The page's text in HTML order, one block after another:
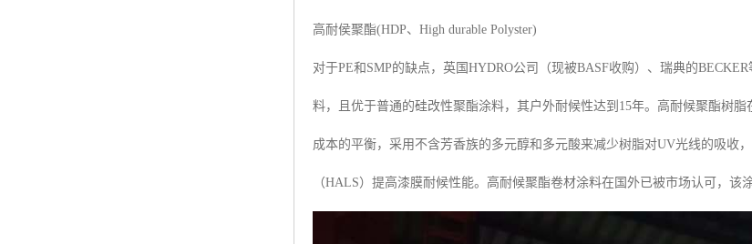
高耐侯聚酯(HDP、High durable Polyster)
对于PE和SMP的缺点，英国HYDRO公司（现被BASF收购）、瑞典的
料，且优于普通的硅改性聚酯涂料，其户外耐候性达到15年。高耐候聚酯树
成本的平衡，采用不含芳香族的多元醇和多元酸来减少树脂对UV光线的吸收
（HALS）提高漆膜耐候性能。高耐候聚酯卷材涂料在国外已被市场认可，该